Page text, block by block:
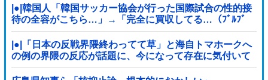
|●|韓国人「韓国サッカー協会が行った国際試合の性的接
待の全容がこちら…」→「完全に買収してる…（ﾌﾞﾙﾌﾞ
ﾙ」＝韓国の反応
|●|「日本の反戦界隈終わってて草」と海自トマホークへ
の例の界隈の反応が話題に、今になって存在に気付いて
しまった結果……